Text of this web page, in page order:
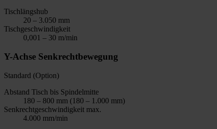
Tischlängshub
20 – 3.050 mm
Tischgeschwindigkeit
0,001 – 30 m/min
Y-Achse Senkrechtbewegung
Standard (Option)
Abstand Tisch bis Spindelmitte
180 – 800 mm (180 – 1.000 mm)
Senkrechtgeschwindigkeit max.
4.000 mm/min